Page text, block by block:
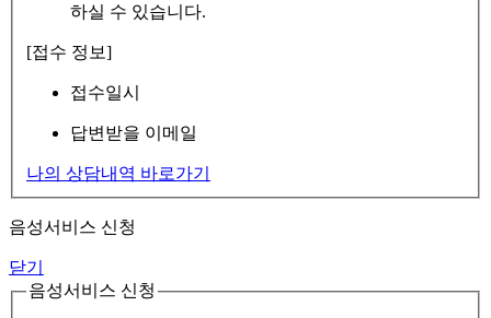
하실 수 있습니다.
[접수 정보]
접수일시
답변받을 이메일
나의 상담내역 바로가기
음성서비스 신청
닫기
음성서비스 신청